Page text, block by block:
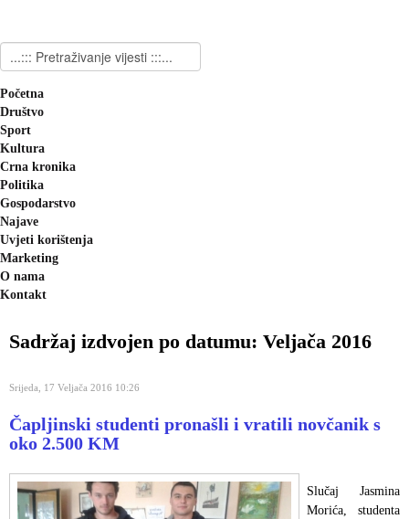
Početna
Društvo
Sport
Kultura
Crna kronika
Politika
Gospodarstvo
Najave
Uvjeti korištenja
Marketing
O nama
Kontakt
Sadržaj izdvojen po datumu: Veljača 2016
Srijeda, 17 Veljača 2016 10:26
Čapljinski studenti pronašli i vratili novčanik s
oko 2.500 KM
Slučaj Jasmina
Morića, studenta